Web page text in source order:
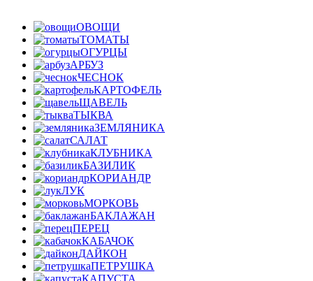
ОВОЩИ
ТОМАТЫ
ОГУРЦЫ
АРБУЗ
ЧЕСНОК
КАРТОФЕЛЬ
ЩАВЕЛЬ
ТЫКВА
ЗЕМЛЯНИКА
САЛАТ
КЛУБНИКА
БАЗИЛИК
КОРИАНДР
ЛУК
МОРКОВЬ
БАКЛАЖАН
ПЕРЕЦ
КАБАЧОК
ДАЙКОН
ПЕТРУШКА
КАПУСТА